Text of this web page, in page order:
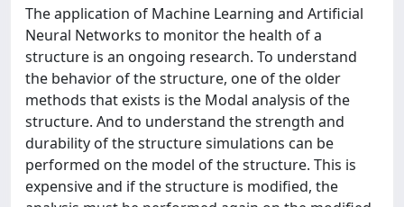
The application of Machine Learning and Artificial
Neural Networks to monitor the health of a
structure is an ongoing research. To understand
the behavior of the structure, one of the older
methods that exists is the Modal analysis of the
structure. And to understand the strength and
durability of the structure simulations can be
performed on the model of the structure. This is
expensive and if the structure is modified, the